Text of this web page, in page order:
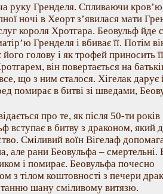
руку Гренделя. Спливаючи
ночі в Хеорт з’явилася мати
короля Хротгара. Беовульф йде
Гренделя і вбиває її. Потім
голову і як трофей приносить її
він повертається на
що з ним сталося. Хігелак
помирає в битві зі шведами,
про те, як після 50-ти років
вступає в битву з драконом, який
Сміливий воїн Вігелаф
але рани Беовульфа – смертельні.
і помирає. Беовульфа почесно
з тілом коштовності з печери
шану сміливому витязю.